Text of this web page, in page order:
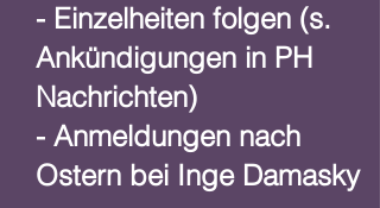
- Einzelheiten folgen (s.
Ankündigungen in PH
Nachrichten)
- Anmeldungen nach
Ostern bei Inge Damasky